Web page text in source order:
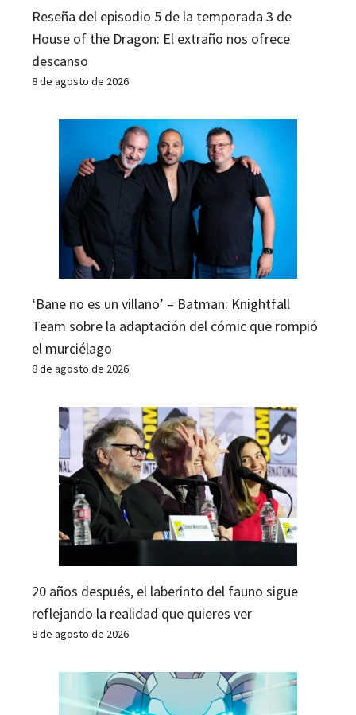
Reseña del episodio 5 de la temporada 3 de
House of the Dragon: El extraño nos ofrece
descanso
8 de agosto de 2026
‘Bane no es un villano’ – Batman: Knightfall
Team sobre la adaptación del cómic que rompió
el murciélago
8 de agosto de 2026
20 años después, el laberinto del fauno sigue
reflejando la realidad que quieres ver
8 de agosto de 2026